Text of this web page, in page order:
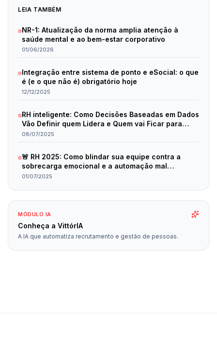
LEIA TAMBÉM
NR-1: Atualização da norma amplia atenção à
saúde mental e ao bem-estar corporativo
01/06/2026
Integração entre sistema de ponto e eSocial: o que
é (e o que não é) obrigatório hoje
12/12/2025
RH inteligente: Como Decisões Baseadas em Dados
Vão Definir quem Lidera e Quem vai Ficar para
Trás em 2025
08/07/2025
🚨 RH 2025: Como blindar sua equipe contra a
sobrecarga emocional e a automação mal
planejada
01/07/2025
MÓDULO IA
Conheça a VittórIA
A IA que automatiza recrutamento e gestão de pessoas.